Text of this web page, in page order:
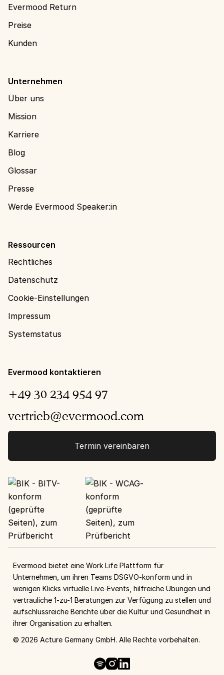
Evermood Return
Preise
Kunden
Unternehmen
Über uns
Mission
Karriere
Blog
Glossar
Presse
Werde Evermood Speaker:in
Ressourcen
Rechtliches
Datenschutz
Cookie-Einstellungen
Impressum
Systemstatus
Evermood kontaktieren
+49 30 234 954 97
vertrieb@evermood.com
Termin vereinbaren
Evermood bietet eine Work Life Plattform für
Unternehmen, um ihren Teams DSGVO-konform und in
wenigen Klicks virtuelle Live-Events, hilfreiche Übungen und
vertrauliche 1-zu-1 Beratungen zur Verfügung zu stellen und
aufschlussreiche Berichte über die Kultur und Gesundheit in
ihrer Organisation zu erhalten.
© 2026 Acture Germany GmbH. Alle Rechte vorbehalten.